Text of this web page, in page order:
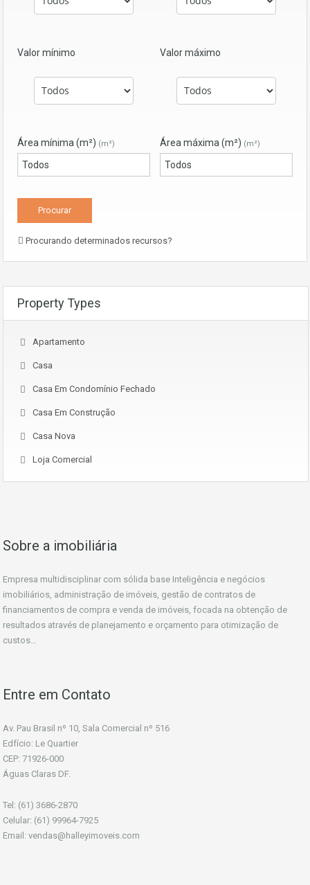
Valor mínimo Valor máximo
Área mínima (m²) (m²) Área máxima (m²) (m²)
Procurando determinados recursos?
Property Types
Apartamento
Casa
Casa Em Condomínio Fechado
Casa Em Construção
Casa Nova
Loja Comercial
Sobre a imobiliária
Empresa multidisciplinar com sólida base Inteligência e negócios
imobiliários, administração de imóveis, gestão de contratos de
financiamentos de compra e venda de imóveis, focada na obtenção de
resultados através de planejamento e orçamento para otimização de
custos…
Entre em Contato
Av. Pau Brasil nº 10, Sala Comercial nº 516
Edfício: Le Quartier
CEP: 71926-000
Águas Claras DF.
Tel: (61) 3686-2870
Celular: (61) 99964-7925
Email: vendas@halleyimoveis.com